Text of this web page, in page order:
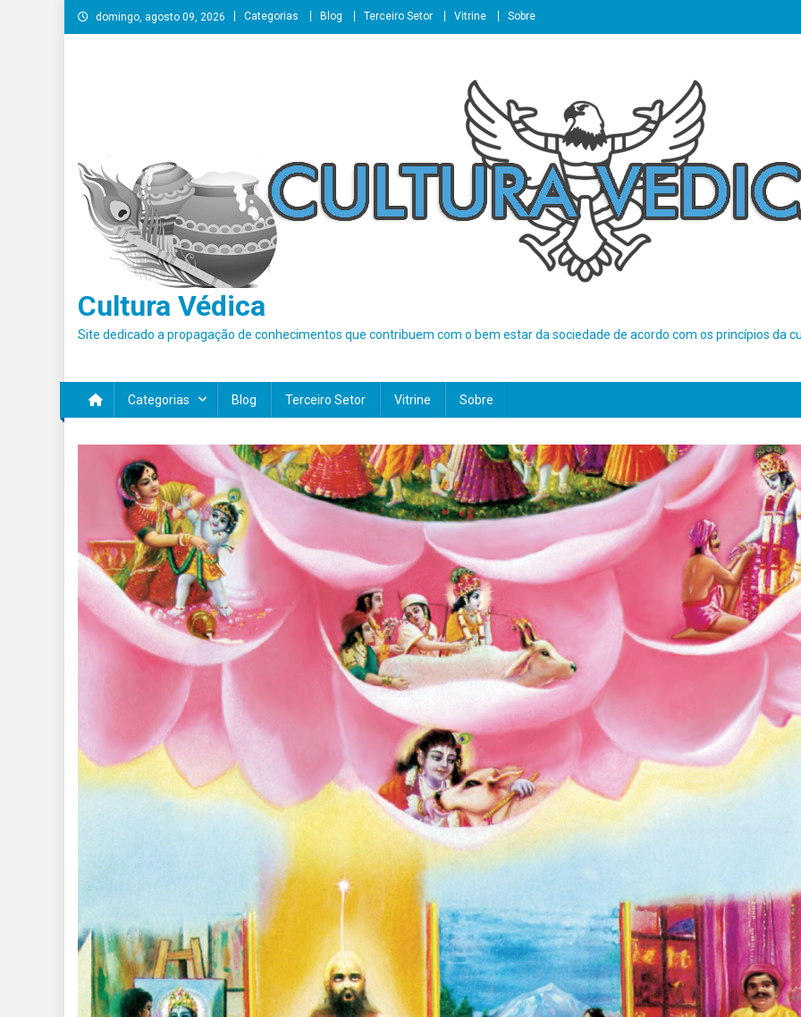
Skip
to
domingo, agosto 09, 2026 Categorias Blog Terceiro Setor Vitrine Sobre
Cultura Védica
Site dedicado a propagação de conhecimentos que contribuem com o bem estar da sociedade de acordo com os princípios da
Categorias Blog Terceiro Setor Vitrine Sobre